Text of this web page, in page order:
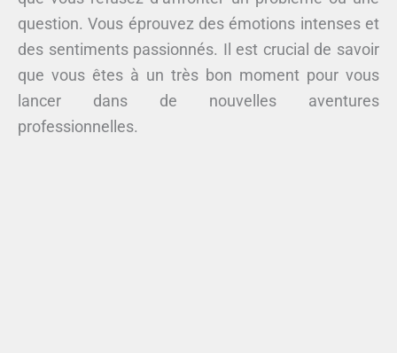
question. Vous éprouvez des émotions intenses et
des sentiments passionnés. Il est crucial de savoir
que vous êtes à un très bon moment pour vous
lancer dans de nouvelles aventures
professionnelles.